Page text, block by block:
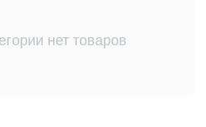
нет товаров